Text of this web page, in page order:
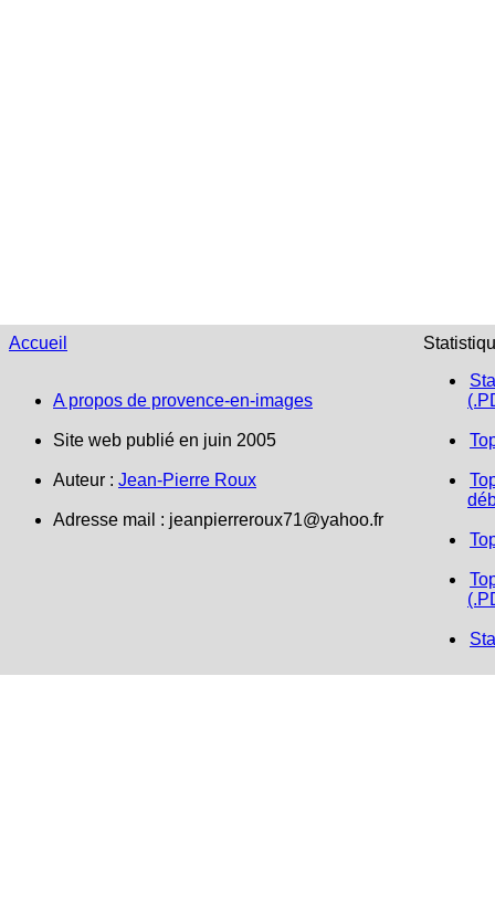
Accueil
A propos de provence-en-images
Site web publié en juin 2005
Auteur : Jean-Pierre Roux
Adresse mail : jeanpierreroux71@yahoo.fr